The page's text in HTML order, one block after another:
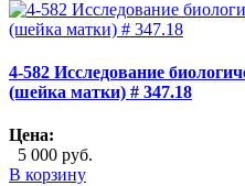
4-582 Исследование
(шейка матки) # 347.18
Цена:
5 000 руб.
В корзину